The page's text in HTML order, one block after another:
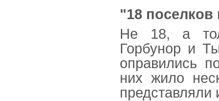
"18
Не 18, а
Горбунор и
оправились
них жило
представляли